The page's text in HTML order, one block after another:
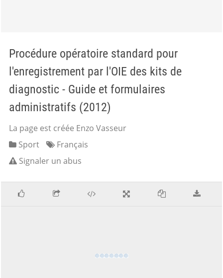
Procédure opératoire standard pour
l'enregistrement par l'OIE des kits de
diagnostic - Guide et formulaires
administratifs (2012)
La page est créée Enzo Vasseur
Sport
Français
Signaler un abus